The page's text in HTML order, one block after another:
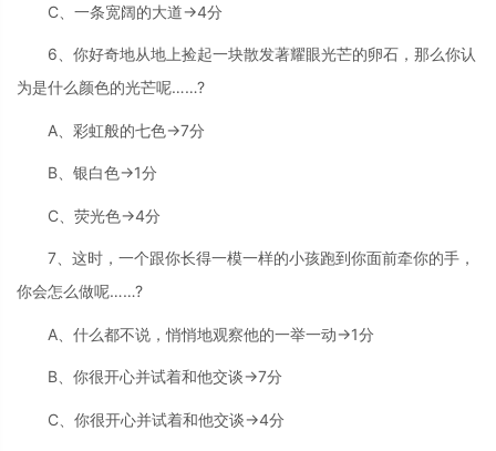
C、一条宽阔的大道→4分
6、你好奇地从地上捡起一块散发著耀眼光芒的卵石，那么你认
为是什么颜色的光芒呢……?
A、彩虹般的七色→7分
B、银白色→1分
C、荧光色→4分
7、这时，一个跟你长得一模一样的小孩跑到你面前牵你的手，
你会怎么做呢……?
A、什么都不说，悄悄地观察他的一举一动→1分
B、你很开心并试着和他交谈→7分
C、你很开心并试着和他交谈→4分